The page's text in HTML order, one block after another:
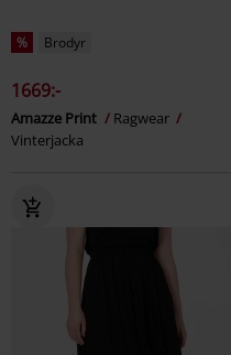
% Brodyr
1669:-
Amazze Print
Ragwear
Vinterjacka